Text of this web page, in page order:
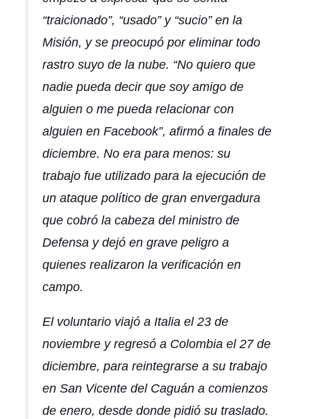
“traicionado”, “usado” y “sucio” en la
Misión, y se preocupó por eliminar todo
rastro suyo de la nube. “No quiero que
nadie pueda decir que soy amigo de
alguien o me pueda relacionar con
alguien en Facebook”, afirmó a finales de
diciembre. No era para menos: su
trabajo fue utilizado para la ejecución de
un ataque político de gran envergadura
que cobró la cabeza del ministro de
Defensa y dejó en grave peligro a
quienes realizaron la verificación en
campo.
El voluntario viajó a Italia el 23 de
noviembre y regresó a Colombia el 27 de
diciembre, para reintegrarse a su trabajo
en San Vicente del Caguán a comienzos
de enero, desde donde pidió su traslado.